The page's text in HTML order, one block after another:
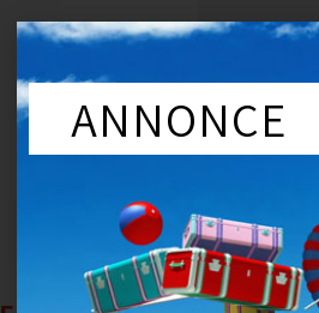
Poulie
Produit
ANNONCE